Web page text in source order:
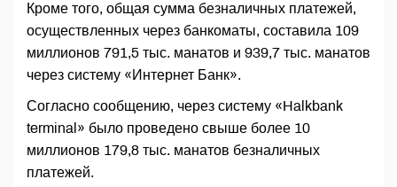
Кроме того, общая сумма безналичных платежей,
осуществленных через банкоматы, составила 109
миллионов 791,5 тыс. манатов и 939,7 тыс. манатов
через систему «Интернет Банк».
Согласно сообщению, через систему «Halkbank
terminal» было проведено свыше более 10
миллионов 179,8 тыс. манатов безналичных
платежей.